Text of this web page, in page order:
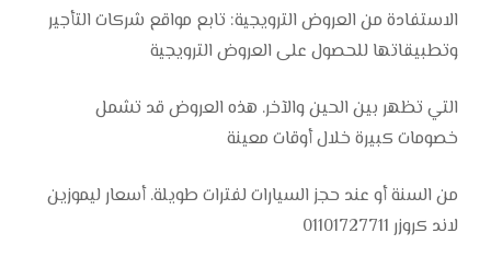
الاستفادة من العروض الترويجية: تابع مواقع شركات التأجير
وتطبيقاتها للحصول على العروض الترويجية
التي تظهر بين الحين والآخر. هذه العروض قد تشمل
خصومات كبيرة خلال أوقات معينة
من السنة أو عند حجز السيارات لفترات طويلة. أسعار ليموزين
لاند كروزر 01101727711